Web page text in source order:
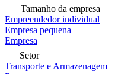
Tamanho da empresa
Empreendedor individual
Empresa pequena
Empresa
Setor
Transporte e Armazenagem